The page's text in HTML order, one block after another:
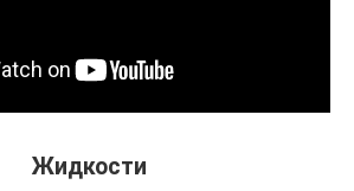
Жидкости